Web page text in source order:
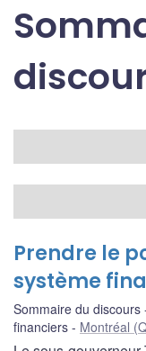
Prendre le
système
Sommaire du discours
financiers
Montréal